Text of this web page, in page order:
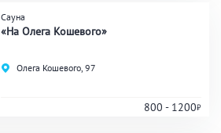
Бассейн на улице
Сауна
«На Олега Кошевого»
Олега Кошевого, 97
800 - 1200